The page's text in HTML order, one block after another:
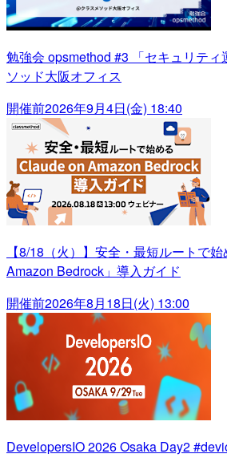
勉強会 opsmethod #3 「セキュリティ
ソッド大阪オフィス
開催前2026年9月4日(金) 18:40
【8/18（火）】安全・最短ルートで
Amazon Bedrock」導入ガイド
開催前2026年8月18日(火) 13:00
DevelopersIO 2026 Osaka Day2